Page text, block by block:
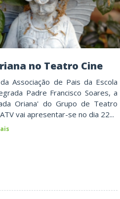
no Teatro Cine
Associação de Pais da Escola
Padre Francisco Soares, a
Oriana' do Grupo de Teatro
vai apresentar-se no dia 22...